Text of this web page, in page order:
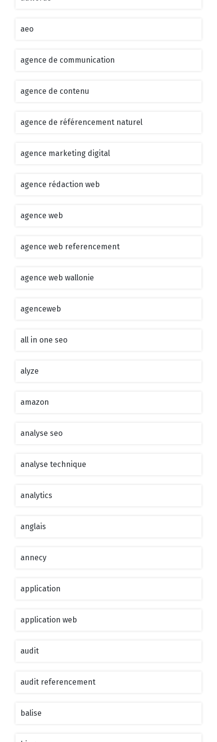
aeo
agence de communication
agence de contenu
agence de référencement naturel
agence marketing digital
agence rédaction web
agence web
agence web referencement
agence web wallonie
agenceweb
all in one seo
alyze
amazon
analyse seo
analyse technique
analytics
anglais
annecy
application
application web
audit
audit referencement
balise